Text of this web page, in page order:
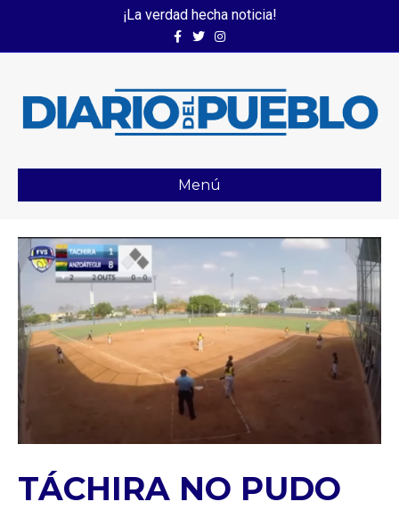
¡La verdad hecha noticia!
FacebookTwitterInstagram
Menú
TÁCHIRA NO PUDO